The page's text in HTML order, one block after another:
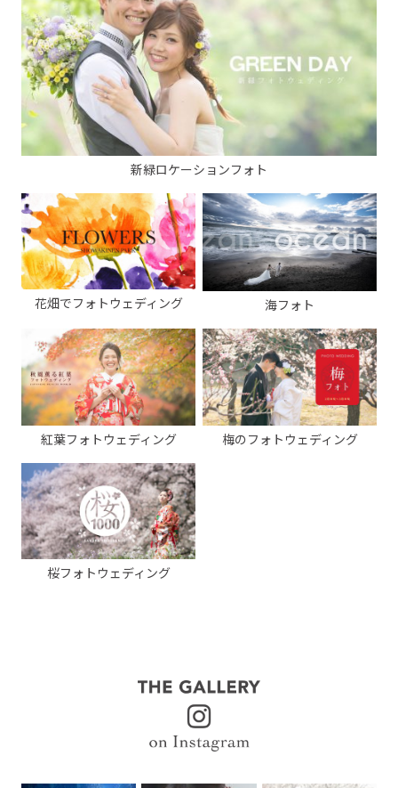
新緑ロケーションフォト
花畑でフォトウェディング 海フォト
紅葉フォトウェディング 梅のフォトウェディング
桜フォトウェディング